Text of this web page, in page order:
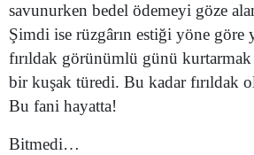
savunurken bedel ödemeyi göze
Şimdi ise rüzgârın estiği yöne göre
fırıldak görünümlü günü
bir kuşak türedi. Bu kadar fırıldak
Bu fani hayatta!
Bitmedi…